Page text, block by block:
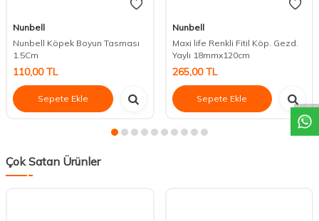
Nunbell
Nunbell Köpek Boyun Tasması
1.5Cm
110,00TL
Sepete Ekle
Nunbell
Maxi life Renkli Fitil Köp. Gezd.
Yaylı 18mmx120cm
265,00TL
Sepete Ekle
Çok Satan Ürünler